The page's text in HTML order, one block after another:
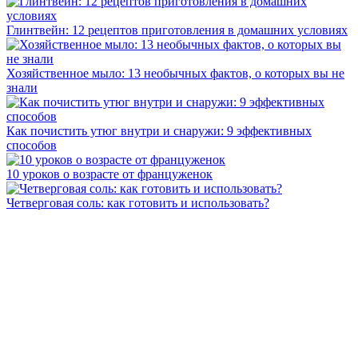
Глинтвейн: 12 рецептов приготовления в домашних условиях
Хозяйственное мыло: 13 необычных фактов, о которых вы не
знали
Как почистить утюг внутри и снаружи: 9 эффективных
способов
10 уроков о возрасте от француженок
Четверговая соль: как готовить и использовать?